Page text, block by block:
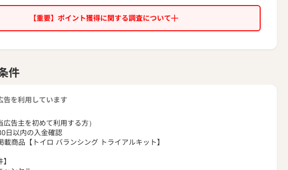
美白と肌荒れをケアする2種類の有効成分を配合し、複合的な肌悩み
に応えます。
└トイロバランシングドロップ＜医薬部外品＞ 30mL（約2週間分）
└トイロバランシングミルク＜医薬部外品＞ 15mL（約2週間分）×1
本
└マイルドクレンジングオイル1回分×2包
【重要】ポイント獲得に関する調査について
件
告を利用しています
広告主を初めて利用する方）
日以内の入金確認
載商品【トイロ バランシング トライアルキット】